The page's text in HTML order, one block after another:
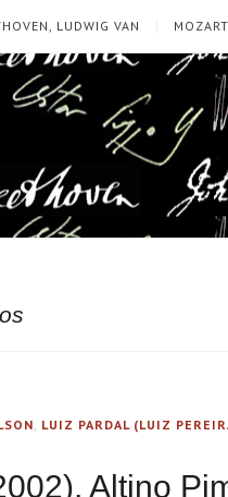
LUDWIG VAN
LUIZ PARDAL (LUIZ
Altino